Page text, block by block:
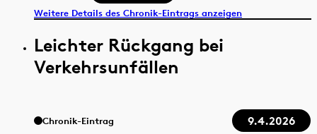
Weitere Details des Chronik-Eintrags anzeigen
Leichter Rückgang bei
Verkehrsunfällen
Chronik-Eintrag 9.4.2026